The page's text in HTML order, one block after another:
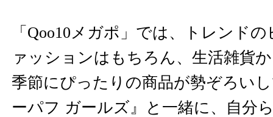
「Qoo10メガポ」では、トレンド
ァッションはもちろん、生活雑貨
季節にぴったりの商品が勢ぞろい
ーパフ ガールズ』と一緒に、自分